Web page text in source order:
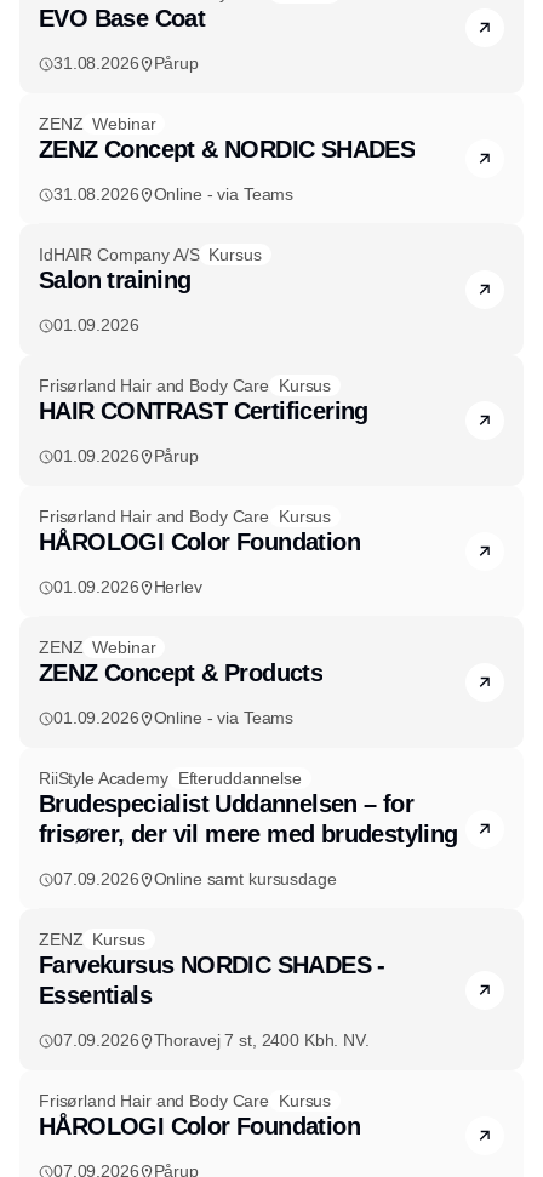
EVO Base Coat
31.08.2026 Pårup
ZENZ Webinar
ZENZ Concept & NORDIC SHADES
31.08.2026 Online - via Teams
IdHAIR Company A/S Kursus
Salon training
01.09.2026
Frisørland Hair and Body Care Kursus
HAIR CONTRAST Certificering
01.09.2026 Pårup
Frisørland Hair and Body Care Kursus
HÅROLOGI Color Foundation
01.09.2026 Herlev
ZENZ Webinar
ZENZ Concept & Products
01.09.2026 Online - via Teams
RiiStyle Academy Efteruddannelse
Brudespecialist Uddannelsen – for
frisører, der vil mere med brudestyling
07.09.2026 Online samt kursusdage
ZENZ Kursus
Farvekursus NORDIC SHADES -
Essentials
07.09.2026 Thoravej 7 st, 2400 Kbh. NV.
Frisørland Hair and Body Care Kursus
HÅROLOGI Color Foundation
07.09.2026 Pårup